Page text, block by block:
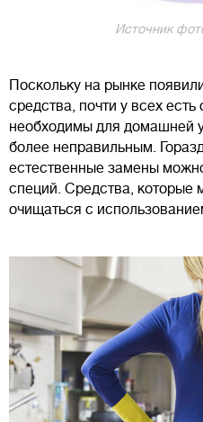
Источник
Поскольку на рынке
средства, почти у всех
необходимы для домашней
более неправильным.
естественные замены
специй. Средства, которые
очищаться с